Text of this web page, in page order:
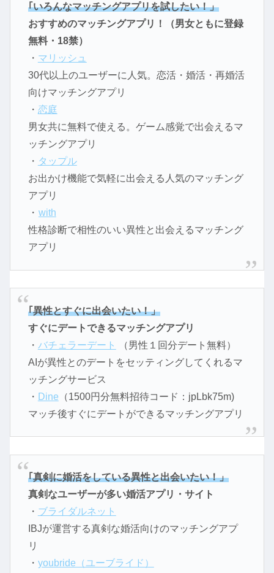
｢いろんなマッチングアプリを試したい！」
おすすめのマッチングアプリ！（男女ともに登録
無料・18禁）
・ マリッシュ
30代以上のユーザーに人気。恋活・婚活・再婚活
向けマッチングアプリ
・ 恋庭
男女共に無料で使える。ゲーム感覚で出会えるマ
ッチングアプリ
・ タップル
お出かけ機能で気軽に出会える人気のマッチング
アプリ
・ with
性格診断で相性のいい異性と出会えるマッチング
アプリ
｢異性とすぐに出会いたい！」
すぐにデートできるマッチングアプリ
・ バチェラーデート
（男性１回分デート無料）
AIが異性とのデートをセッティングしてくれるマ
ッチングサービス
・ Dine （1500円分無料招待コード：jpLbk75m)
マッチ後すぐにデートができるマッチングアプリ
｢真剣に婚活をしている異性と出会いたい！」
真剣なユーザーが多い婚活アプリ・サイト
・ ブライダルネット
IBJが運営する真剣な婚活向けのマッチングアプ
リ
・ youbride（ユーブライド）